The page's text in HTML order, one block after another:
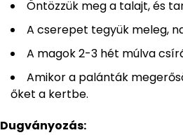
Öntözzük meg a talajt, és
A cserepet tegyük meleg,
A magok 2-3 hét múlva
Amikor a palánták
őket a kertbe.
Dugványozás: